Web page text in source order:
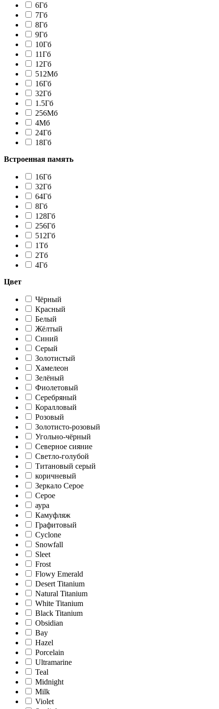
6Гб
7Гб
8Гб
9Гб
10Гб
11Гб
12Гб
512Мб
16Гб
32Гб
1.5Гб
256Мб
4Мб
24Гб
18Гб
Встроенная память
16Гб
32Гб
64Гб
8Гб
128Гб
256Гб
512Гб
1Tб
2Tб
4Гб
Цвет
Чёрный
Красный
Белый
Жёлтый
Синий
Серый
Золотистый
Хамелеон
Зелёный
Фиолетовый
Серебряный
Коралловый
Розовый
Золотисто-розовый
Угольно-чёрный
Северное сияние
Светло-голубой
Титановый серый
коричневый
Зеркало Серое
Серое
аура
Камуфляж
Графитовый
Cyclone
Snowfall
Sleet
Frost
Flowy Emerald
Desert Titanium
Natural Titanium
White Titanium
Black Titanium
Obsidian
Bay
Hazel
Porcelain
Ultramarine
Teal
Midnight
Milk
Violet